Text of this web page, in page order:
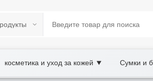
косметика и уход за кожей ▼ Сумки и